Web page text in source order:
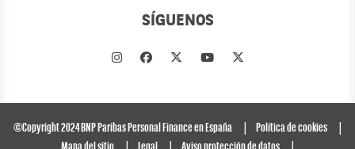
SÍGUENOS
©Copyright 2024 BNP Paribas Personal Finance en España
Política de cookies